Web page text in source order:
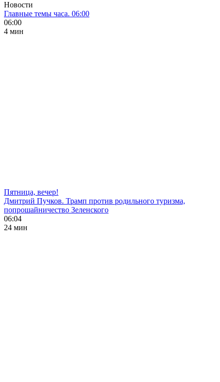
Новости
Главные темы часа. 06:00
06:00
4 мин
Пятница, вечер!
Дмитрий Пучков. Трамп против родильного туризма,
попрошайничество Зеленского
06:04
24 мин